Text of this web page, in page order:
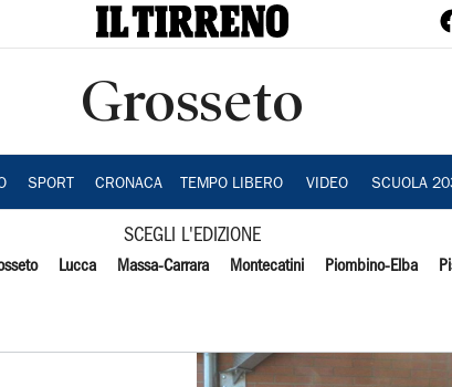
Grosseto
SPORT CRONACA TEMPO LIBERO VIDEO SCUOLA
SCEGLI L'EDIZIONE
Lucca Massa-Carrara Montecatini Piombino-Elba